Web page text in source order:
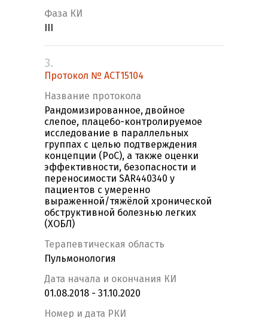
Фаза КИ
3.
Протокол № ACT15104
Название протокола
Рандомизированное, двойное
слепое, плацебо-контролируемое
исследование в параллельных
группах с целью подтверждения
концепции (PoC), а также оценки
эффективности, безопасности и
переносимости SAR440340 у
пациентов с умеренно
выраженной/тяжёлой хронической
обструктивной болезнью легких
(ХОБЛ)
Терапевтическая область
Пульмонология
Дата начала и окончания КИ
01.08.2018 - 31.10.2020
Номер и дата РКИ